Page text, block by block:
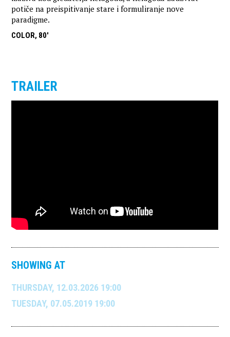
potiče na preispitivanje stare i formuliranje nove
paradigme.
COLOR, 80'
TRAILER
SHOWING AT
THURSDAY, 12.03.2026 19:00
TUESDAY, 07.05.2019 19:00